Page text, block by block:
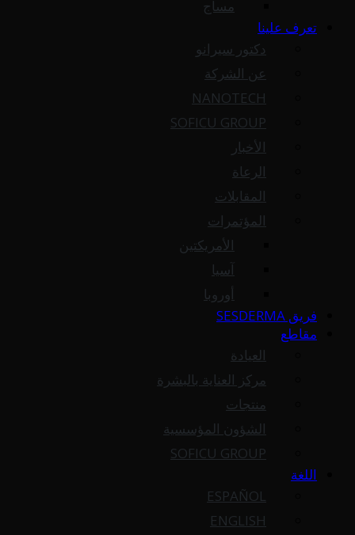
مساج
تعرف علينا
دكتور سيرانو
عن الشركة
NANOTECH
SOFICU GROUP
الأخبار
الرعاة
المقابلات
المؤتمرات
الأمريكتين
آسيا
أوروبا
فريق SESDERMA
مقاطع
العيادة
مركز العناية بالبشرة
منتجات
الشؤون المؤسسية
SOFICU GROUP
اللغة
ESPAÑOL
ENGLISH